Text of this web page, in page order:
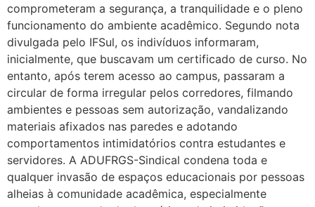
comprometeram a segurança, a tranquilidade e o pleno
funcionamento do ambiente acadêmico. Segundo nota
divulgada pelo IFSul, os indivíduos informaram,
inicialmente, que buscavam um certificado de curso. No
entanto, após terem acesso ao campus, passaram a
circular de forma irregular pelos corredores, filmando
ambientes e pessoas sem autorização, vandalizando
materiais afixados nas paredes e adotando
comportamentos intimidatórios contra estudantes e
servidores. A ADUFRGS-Sindical condena toda e
qualquer invasão de espaços educacionais por pessoas
alheias à comunidade acadêmica, especialmente